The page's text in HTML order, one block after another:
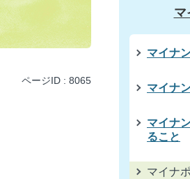
ページID : 8065
マ
マイナ
マイナ
マイナ
ること
マイナ